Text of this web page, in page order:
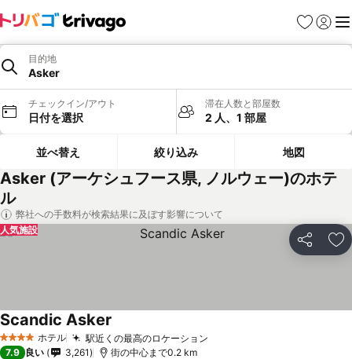
お気に入り
ログイ
メ
目的地
Asker
チェックイン/アウト
日付を選択
滞在人数と部屋数
2 人、1 部屋
並べ替え 絞り込み 地図
Asker (アーケシュフース県, ノルウェー)のホテ
ル
弊社への手数料が検索結果に及ぼす影響について
シェア お
人気施設
4 ホテルのランク
ホテル 駅近くの最高のロケーション
Scandic Asker
7.9 良い 3,261 街の中心まで0.2 km